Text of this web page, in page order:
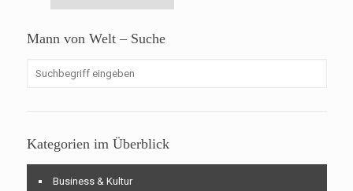
Mann von Welt – Suche
Kategorien im Überblick
Business & Kultur